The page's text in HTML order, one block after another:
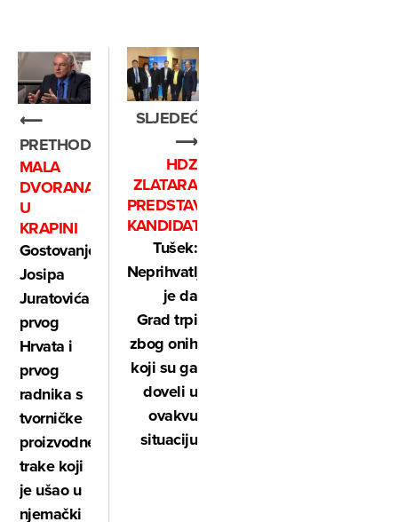
⟵
PRETHODNO
MALA
DVORANA
U
KRAPINI
Gostovanje
Josipa
Juratovića,
prvog
Hrvata i
prvog
radnika s
tvorničke
proizvodne
trake koji
je ušao u
njemački
SLJEDEĆE
⟶
HDZ
ZLATARA
PREDSTAVIO
KANDIDATE
Tušek:
Neprihvatljivo
je da
Grad trpi
zbog onih
koji su ga
doveli u
ovakvu
situaciju